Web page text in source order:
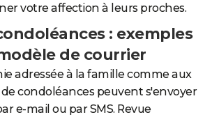
votre affection à leurs proches.
: exemples
de courrier
adressée à la famille comme aux
de condoléances peuvent s'envoyer
e-mail ou par SMS. Revue